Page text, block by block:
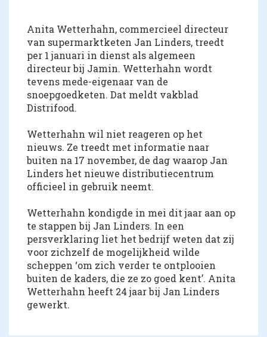
Anita Wetterhahn, commercieel directeur
van supermarktketen Jan Linders, treedt
per 1 januari in dienst als algemeen
directeur bij Jamin. Wetterhahn wordt
tevens mede-eigenaar van de
snoepgoedketen. Dat meldt vakblad
Distrifood.
Wetterhahn wil niet reageren op het
nieuws. Ze treedt met informatie naar
buiten na 17 november, de dag waarop Jan
Linders het nieuwe distributiecentrum
officieel in gebruik neemt.
Wetterhahn kondigde in mei dit jaar aan op
te stappen bij Jan Linders. In een
persverklaring liet het bedrijf weten dat zij
voor zichzelf de mogelijkheid wilde
scheppen ‘om zich verder te ontplooien
buiten de kaders, die ze zo goed kent’. Anita
Wetterhahn heeft 24 jaar bij Jan Linders
gewerkt.